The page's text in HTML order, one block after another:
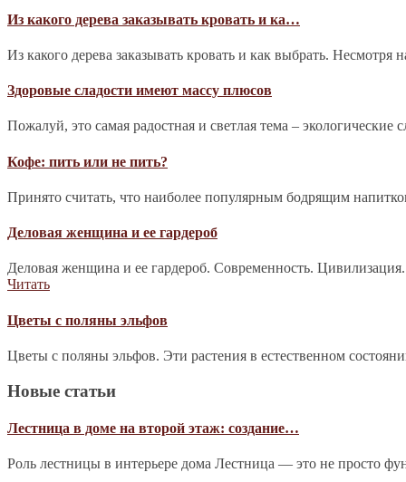
Из какого дерева заказывать кровать и ка…
Из какого дерева заказывать кровать и как выбрать.
Здоровые сладости имеют массу плюсов
Пожалуй, это самая радостная и светлая тема –
Кофе: пить или не пить?
Принято считать, что наиболее популярным бодрящим
Деловая женщина и ее гардероб
Деловая женщина и ее гардероб. Современность.
Читать
Цветы с поляны эльфов
Цветы с поляны эльфов. Эти растения в естественном
Новые статьи
Лестница в доме на второй этаж: создание…
Роль лестницы в интерьере дома Лестница — это не просто